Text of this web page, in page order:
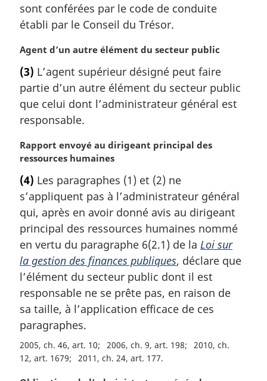
g
i
a
l
e
:
sont conférées par le code de conduite
établi par le Conseil du Trésor.
N
t
e
m
a
g
i
a
l
:
Agent d’un autre élément du secteur public
(3) L’agent supérieur désigné peut faire
partie d’un autre élément du secteur public
que celui dont l’administrateur général est
responsable.
N
o
e
m
a
r
g
i
n
a
l
:
Rapport envoyé au dirigeant principal des
ressources humaines
(4) Les paragraphes (1) et (2) ne
s’appliquent pas à l’administrateur général
qui, après en avoir donné avis au dirigeant
principal des ressources humaines nommé
en vertu du paragraphe 6(2.1) de la Loi sur
la gestion des finances publiques, déclare que
l’élément du secteur public dont il est
responsable ne se prête pas, en raison de
sa taille, à l’application efficace de ces
paragraphes.
2005, ch. 46, art. 10 2006, ch. 9, art. 198
2010, ch.
12, art. 1679
2011, ch. 24, art. 177